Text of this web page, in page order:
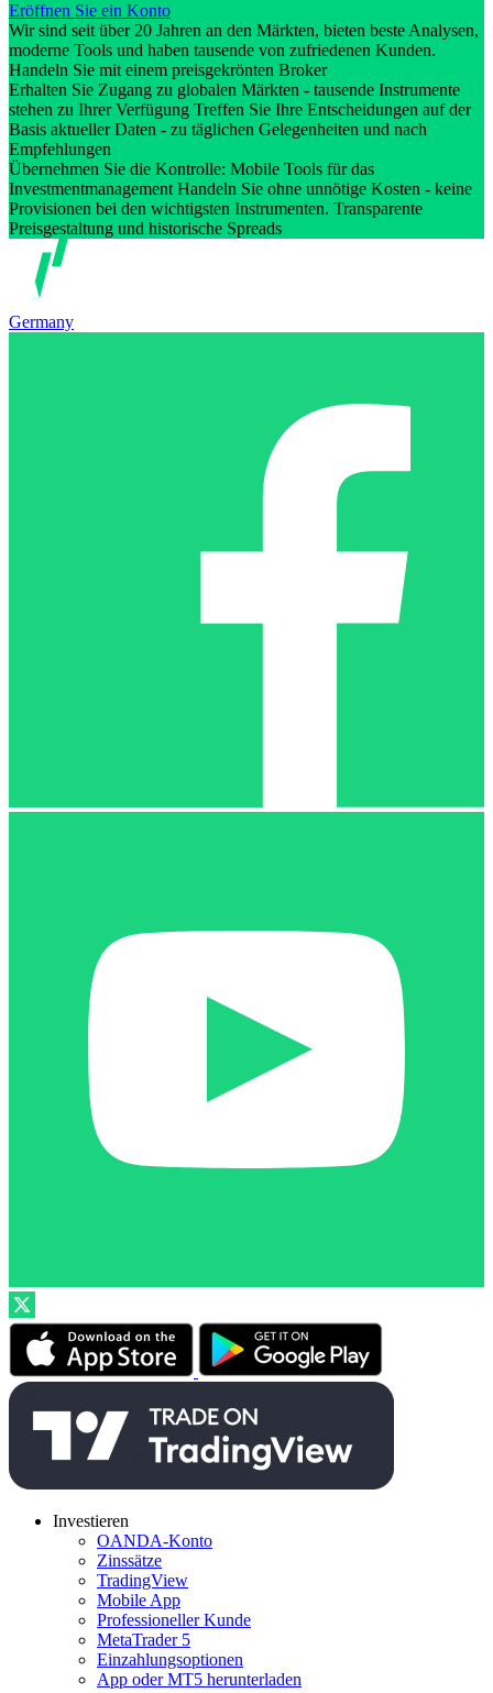
Eröffnen Sie ein Konto
Wir sind seit über 20 Jahren an den Märkten, bieten beste Analysen,
moderne Tools und haben tausende von zufriedenen Kunden.
Handeln Sie mit einem preisgekrönten Broker
Erhalten Sie Zugang zu globalen Märkten - tausende Instrumente
stehen zu Ihrer Verfügung Treffen Sie Ihre Entscheidungen auf der
Basis aktueller Daten - zu täglichen Gelegenheiten und nach
Empfehlungen
Übernehmen Sie die Kontrolle: Mobile Tools für das
Investmentmanagement Handeln Sie ohne unnötige Kosten - keine
Provisionen bei den wichtigsten Instrumenten. Transparente
Preisgestaltung und historische Spreads
Germany
Investieren
OANDA-Konto
Zinssätze
TradingView
Mobile App
Professioneller Kunde
MetaTrader 5
Einzahlungsoptionen
App oder MT5 herunterladen